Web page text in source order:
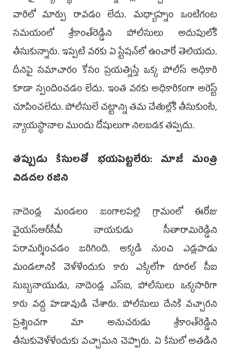
వారిలో మార్పు రావడం లేదు. మధ్యాహ్నం ఒంటిగంట
సమయంలో శ్రీకాంత్‌రెడ్డిని పోలీసులు అదుపులోకి
తీసుకున్నారు. ఇప్పటి వరకు ఏ స్టేషన్‌లో ఉంచారో తెలియదు.
దీనిపై సమాచారం కోసం ప్రయత్నిస్తే ఒక్క పోలీస్ అధికారి
కూడా స్పందించడం లేదు. ఇంత వరకు అధికారికంగా అరెస్ట్
చూపించలేదు. పోలీసులే చట్టాన్ని తమ చేతుల్లోకి తీసుకుంటే,
న్యాయస్థానాల ముందు దోషులుగా నిలబడక తప్పదు.
తప్పుడు కేసులతో భయపెట్టలేరు: మాజీ మంత్రి
విడదల రజిని
నాదెండ్ల మండలం జంగాలపల్లి గ్రామంలో ఈరోజు
వైయస్ఆర్‌సీపీ నాయకుడు సీతారామిరెడ్డిని
పరామర్శించడం జరిగింది. అక్కడి నుంచి ఎడ్లపాడు
మండలానికి వెళ్ళేందుకు కారు ఎక్కేలోగా రూరల్ సీఐ
సుబ్బనాయుడు, నాదెండ్ల ఎస్ఐ, పోలీసులు ఒక్కసారిగా
కారు వద్ద హడావుడి చేశారు. పోలీసులు దేనికి వచ్చారని
ప్రశ్నించగా మా అనుచరుడు శ్రీకాంత్‌రెడ్డిని
తీసుకువెళ్ళేందుకు వచ్చామని చెప్పారు. ఏ కేసులో అతడిని